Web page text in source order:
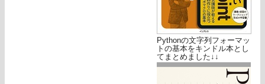
Pythonの文字列フォーマッ
トの基本をキンドル本とし
てまとめました↓↓